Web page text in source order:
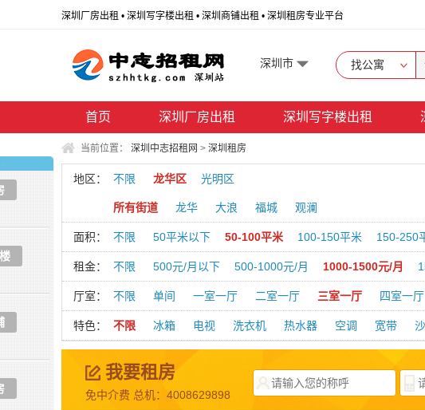
深圳厂房出租 • 深圳写字楼出租 • 深圳商铺出租 • 深圳租房专业平台
深圳市 找公寓
首页 深圳厂房出租 深圳写字楼出租
当前位置： 深圳中志招租网 > 深圳租房
地区： 不限 龙华区 光明区
所有街道 龙华 大浪 福城 观澜
面积： 不限 50平米以下 50-100平米 100-150平米 150-250
租金： 不限 500元/月以下 500-1000元/月 1000-1500元/月
厅室： 不限 单间 一室一厅 二室一厅 三室一厅 四室一厅
特色： 不限 冰箱 电视 洗衣机 热水器 空调 宽带
我要租房
免中介费 总机：4008629898